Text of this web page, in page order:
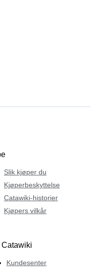
Slik kjøper du
Kjøperbeskyttelse
Catawiki-historier
Kjøpers vilkår
Catawiki
Kundesenter